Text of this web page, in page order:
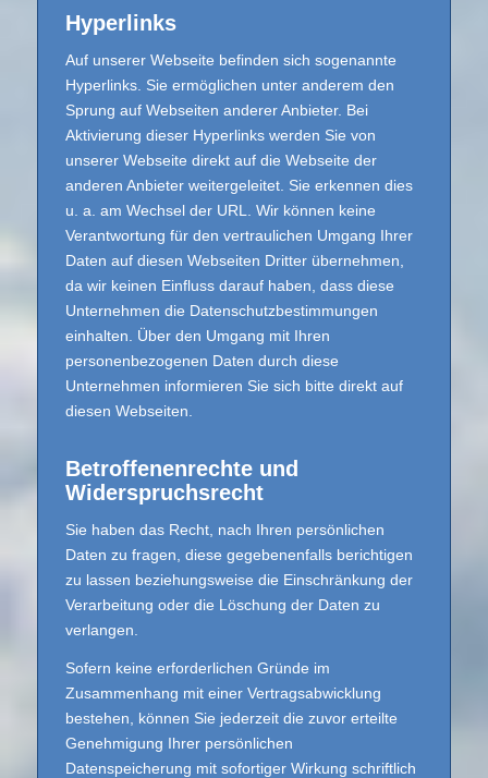
Hyperlinks
Auf unserer Webseite befinden sich sogenannte
Hyperlinks. Sie ermöglichen unter anderem den
Sprung auf Webseiten anderer Anbieter. Bei
Aktivierung dieser Hyperlinks werden Sie von
unserer Webseite direkt auf die Webseite der
anderen Anbieter weitergeleitet. Sie erkennen dies
u. a. am Wechsel der URL. Wir können keine
Verantwortung für den vertraulichen Umgang Ihrer
Daten auf diesen Webseiten Dritter übernehmen,
da wir keinen Einfluss darauf haben, dass diese
Unternehmen die Datenschutzbestimmungen
einhalten. Über den Umgang mit Ihren
personenbezogenen Daten durch diese
Unternehmen informieren Sie sich bitte direkt auf
diesen Webseiten.
Betroffenenrechte und
Widerspruchsrecht
Sie haben das Recht, nach Ihren persönlichen
Daten zu fragen, diese gegebenenfalls berichtigen
zu lassen beziehungsweise die Einschränkung der
Verarbeitung oder die Löschung der Daten zu
verlangen.
Sofern keine erforderlichen Gründe im
Zusammenhang mit einer Vertragsabwicklung
bestehen, können Sie jederzeit die zuvor erteilte
Genehmigung Ihrer persönlichen
Datenspeicherung mit sofortiger Wirkung schriftlich